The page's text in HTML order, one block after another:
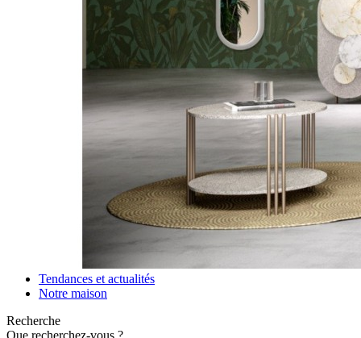
Tendances et actualités
Notre maison
Recherche
Que recherchez-vous ?